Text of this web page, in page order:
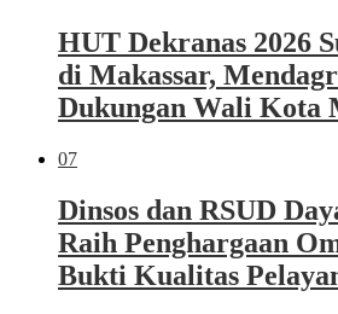
HUT Dekranas 2026
di Makassar,
Dukungan Wali Kota
07
Dinsos dan RSUD
Raih Penghargaan
Bukti Kualitas